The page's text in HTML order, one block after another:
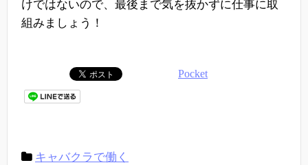
けではないので、最後まで気を抜かずに仕事に取
組みましょう！
Pocket
キャバクラで働く